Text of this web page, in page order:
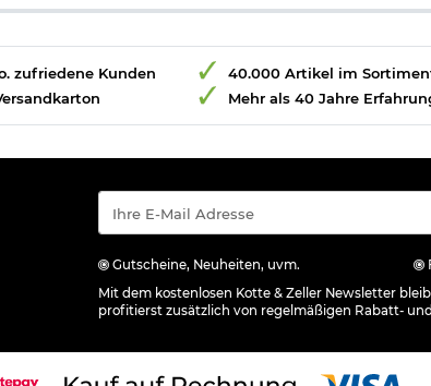
zufriedene Kunden
40.000 Artikel im
Mehr als 40 Jahre
Gutscheine, Neuheiten, uvm.
Mit dem kostenlosen Kotte & Zeller Newsletter
profitierst zusätzlich von regelmäßigen Rabatt-